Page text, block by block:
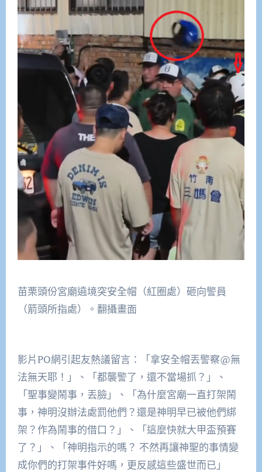
苗栗頭份宮廟遶境突安全帽（紅圈處）砸向警員
（箭頭所指處）。翻攝畫面
影片PO網引起友熱議留言：「拿安全帽丟警察@無
法無天耶！」、「都襲警了，還不當場抓？」、
「聖事變鬧事，丟臉」、「為什麼宮廟一直打架鬧
事，神明沒辦法處罰他們？還是神明早已被他們綁
架？作為鬧事的借口？」、「這麼快就大甲盃預賽
了？」、「神明指示的嗎？ 不然再讓神聖的事情變
成你們的打架事件好嗎，更反感這些盛世而已」